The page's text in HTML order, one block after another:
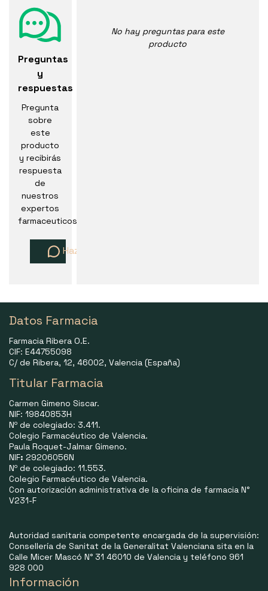
Preguntas
y
respuestas
Pregunta
sobre
este
producto
y recibirás
respuesta
de
nuestros
expertos
farmaceuticos
Haz una pregunta
No hay preguntas para este
producto
Datos Farmacia
Farmacia Ribera O.E.
CIF: E44755098
C/ de Ribera, 12, 46002, Valencia (España)
Titular Farmacia
Carmen Gimeno Siscar.
NIF: 19840853H
Nº de colegiado: 3.411.
Colegio Farmacéutico de Valencia.
Paula Roquet-Jalmar Gimeno.
NIF: 29206056N
Nº de colegiado: 11.553.
Colegio Farmacéutico de Valencia.
Con autorización administrativa de la oficina de farmacia N°
V231-F
Autoridad sanitaria competente encargada de la supervisión:
Consellería de Sanitat de la Generalitat Valenciana sita en la
Calle Micer Mascó N° 31 46010 de Valencia y teléfono 961
928 000
Información